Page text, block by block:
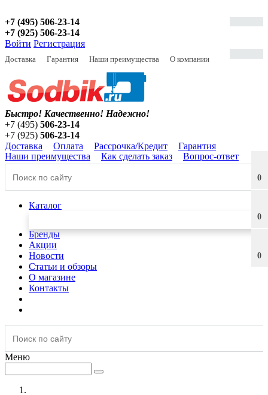
+7 (495) 506-23-14
+7 (925) 506-23-14
Войти Регистрация
Доставка Гарантия Наши преимущества О компании
0
0
0
Быстро! Качественно! Надежно!
+7 (495) 506-23-14
+7 (925) 506-23-14
Доставка
Оплата Рассрочка/Кредит
Гарантия
Наши преимущества
Как сделать заказ Вопрос-ответ
Каталог
Бренды
Акции
Новости
Статьи и обзоры
О магазине
Контакты
Меню